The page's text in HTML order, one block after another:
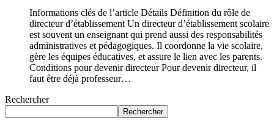
Informations clés de l’article Détails Définition du rôle de
directeur d’établissement Un directeur d’établissement scolaire
est souvent un enseignant qui prend aussi des responsabilités
administratives et pédagogiques. Il coordonne la vie scolaire,
gère les équipes éducatives, et assure le lien avec les parents.
Conditions pour devenir directeur Pour devenir directeur, il
faut être déjà professeur…
Rechercher
Rechercher